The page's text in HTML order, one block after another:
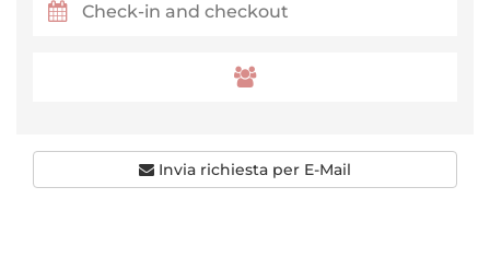
Invia richiesta per E-Mail